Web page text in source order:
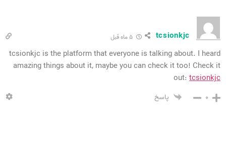
tcsionkjc ۵ ماه قبل
tcsionkjc is the platform that everyone is talking about. I heard
amazing things about it, maybe you can check it too! Check it
out: tcsionkjc
۰ پاسخ